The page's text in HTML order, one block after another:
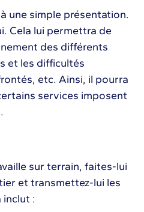
une simple présentation.
Cela lui permettra de
des différents
et les difficultés
etc. Ainsi, il pourra
services imposent
sur terrain, faites-lui
et transmettez-lui les
inclut :